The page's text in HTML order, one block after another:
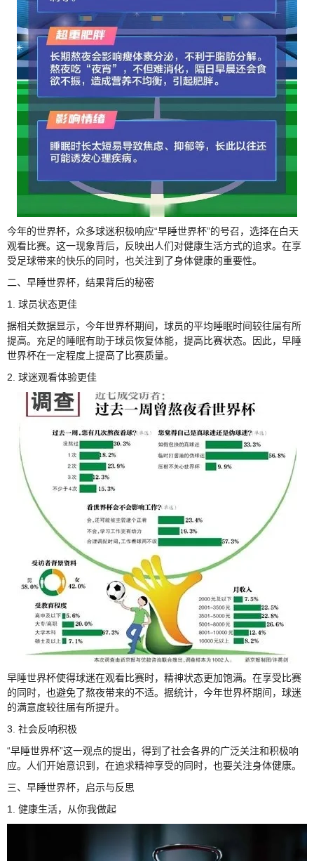
今年的世界杯，众多球迷积极响应“早睡世界杯”的号召，选择在白天
观看比赛。这一现象背后，反映出人们对健康生活方式的追求。在享
受足球带来的快乐的同时，也关注到了身体健康的重要性。
二、早睡世界杯，结果背后的秘密
1. 球员状态更佳
据相关数据显示，今年世界杯期间，球员的平均睡眠时间较往届有所
提高。充足的睡眠有助于球员恢复体能，提高比赛状态。因此，早睡
世界杯在一定程度上提高了比赛质量。
2. 球迷观看体验更佳
早睡世界杯使得球迷在观看比赛时，精神状态更加饱满。在享受比赛
的同时，也避免了熬夜带来的不适。据统计，今年世界杯期间，球迷
的满意度较往届有所提升。
3. 社会反响积极
“早睡世界杯”这一观点的提出，得到了社会各界的广泛关注和积极响
应。人们开始意识到，在追求精神享受的同时，也要关注身体健康。
三、早睡世界杯，启示与反思
1. 健康生活，从你我做起